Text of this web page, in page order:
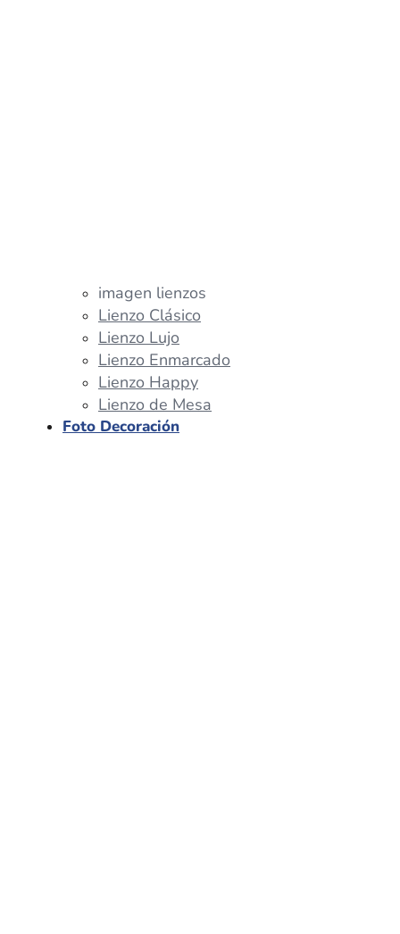
imagen lienzos
Lienzo Clásico
Lienzo Lujo
Lienzo Enmarcado
Lienzo Happy
Lienzo de Mesa
Foto Decoración